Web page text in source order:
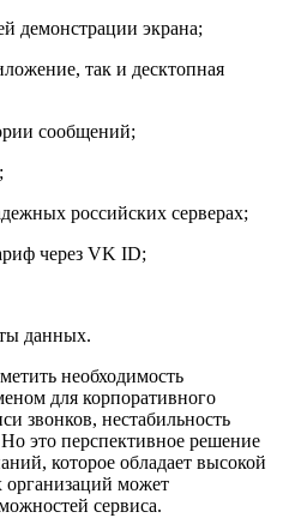
демонстрации экрана;
так и десктопная
сообщений;
российских серверах;
через VK ID;
данных.
необходимость
для корпоративного
звонков, нестабильность
это перспективное решение
которое обладает высокой
организаций может
сервиса.